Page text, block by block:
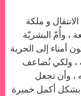
و ملكة
، وأُمّ البشريّة
أمناء إلى الحرية
، ولكي نُضاعف
، وأن تجعل
بشكل أكمل خميرة